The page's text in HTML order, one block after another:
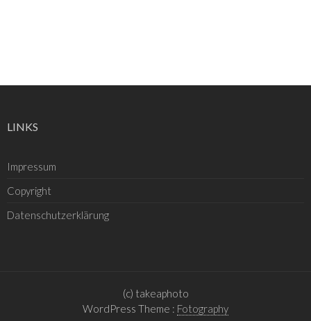
LINKS
Impressum
Copyright
Datenschutzerklärung
(c) takeaphoto
WordPress Theme : Fotography